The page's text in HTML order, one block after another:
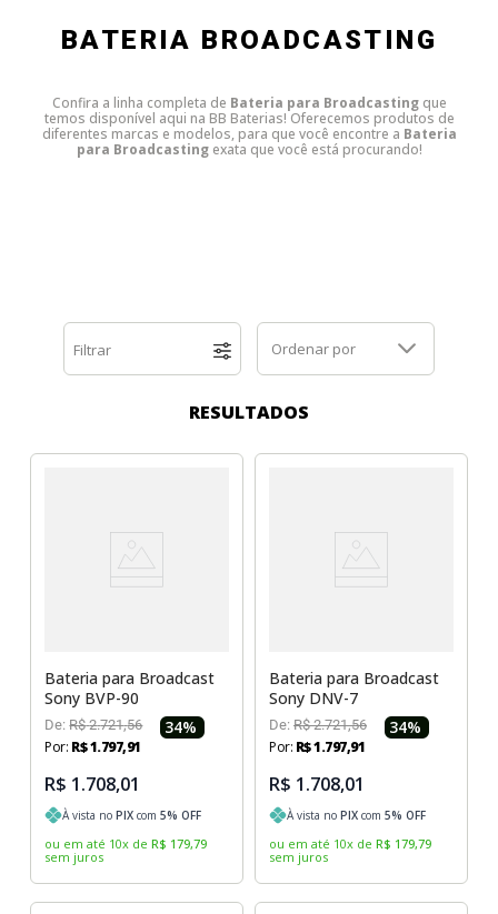
Positivo
Positivo
Tela para Iphone
Samsung
Samsung
SSD M.2 SATA
Caddy para SSD
Cooler Interno
Limpa Telas
SSD SATA
BATERIA BROADCASTING
Confira a linha completa de Bateria para Broadcastingque
temos disponível aqui na BB Baterias! Oferecemos produtos de
diferentes marcas e modelos, para que você encontre a Bateria
para Broadcastingexata que você está procurando!
Filtrar Ordenar por
RESULTADOS
Bateria para Broadcast
Sony BVP-90
De:R$ 2.721,56 34%
Por: R$1.797,91
R$ 1.708,01
À vista noPIX com5% OFF
ou em até 10x de R$ 179,79
sem juros
Bateria para Broadcast
Sony DNV-7
De: R$ 2.721,56 34%
Por: R$1.797,91
R$ 1.708,01
À vista no PIX com 5% OFF
ou em até 10x de R$ 179,79
sem juros